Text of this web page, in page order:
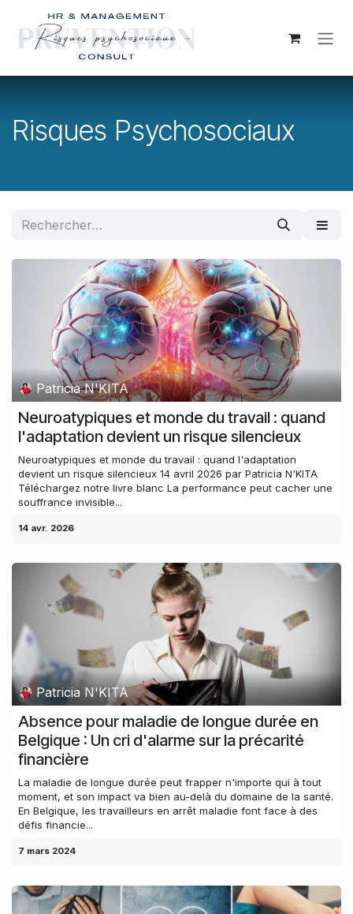
Se rendre au contenu
Risques Psychosociaux
Patricia N'KITA
Neuroatypiques et monde du travail : quand
l'adaptation devient un risque silencieux
Neuroatypiques et monde du travail : quand l'adaptation
devient un risque silencieux 14 avril 2026 par Patricia N'KITA
Téléchargez notre livre blanc La performance peut cacher une
souffrance invisible...
14 avr. 2026
Patricia N'KITA
Absence pour maladie de longue durée en
Belgique : Un cri d'alarme sur la précarité
financière
La maladie de longue durée peut frapper n'importe qui à tout
moment, et son impact va bien au-delà du domaine de la santé.
En Belgique, les travailleurs en arrêt maladie font face à des
défis financie...
7 mars 2024